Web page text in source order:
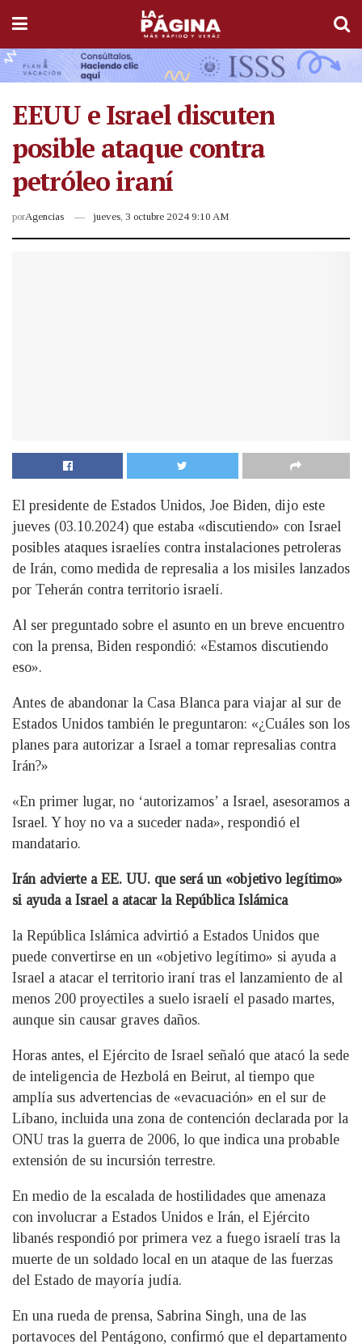
EEUU e Israel discuten
posible ataque contra
petróleo iraní
porAgencias jueves, 3 octubre 2024 9:10 AM
El presidente de Estados Unidos, Joe Biden, dijo este
jueves (03.10.2024) que estaba «discutiendo» con Israel
posibles ataques israelíes contra instalaciones petroleras
de Irán, como medida de represalia a los misiles lanzados
por Teherán contra territorio israelí.
Al ser preguntado sobre el asunto en un breve encuentro
con la prensa, Biden respondió: «Estamos discutiendo
eso».
Antes de abandonar la Casa Blanca para viajar al sur de
Estados Unidos también le preguntaron: «¿Cuáles son los
planes para autorizar a Israel a tomar represalias contra
Irán?»
«En primer lugar, no ‘autorizamos’ a Israel, asesoramos a
Israel. Y hoy no va a suceder nada», respondió el
mandatario.
Irán advierte a EE. UU. que será un «objetivo legítimo»
si ayuda a Israel a atacar la República Islámica
la República Islámica advirtió a Estados Unidos que
puede convertirse en un «objetivo legítimo» si ayuda a
Israel a atacar el territorio iraní tras el lanzamiento de al
menos 200 proyectiles a suelo israelí el pasado martes,
aunque sin causar graves daños.
Horas antes, el Ejército de Israel señaló que atacó la sede
de inteligencia de Hezbolá en Beirut, al tiempo que
amplía sus advertencias de «evacuación» en el sur de
Líbano, incluida una zona de contención declarada por la
ONU tras la guerra de 2006, lo que indica una probable
extensión de su incursión terrestre.
En medio de la escalada de hostilidades que amenaza
con involucrar a Estados Unidos e Irán, el Ejército
libanés respondió por primera vez a fuego israelí tras la
muerte de un soldado local en un ataque de las fuerzas
del Estado de mayoría judía.
En una rueda de prensa, Sabrina Singh, una de las
portavoces del Pentágono, confirmó que el departamento